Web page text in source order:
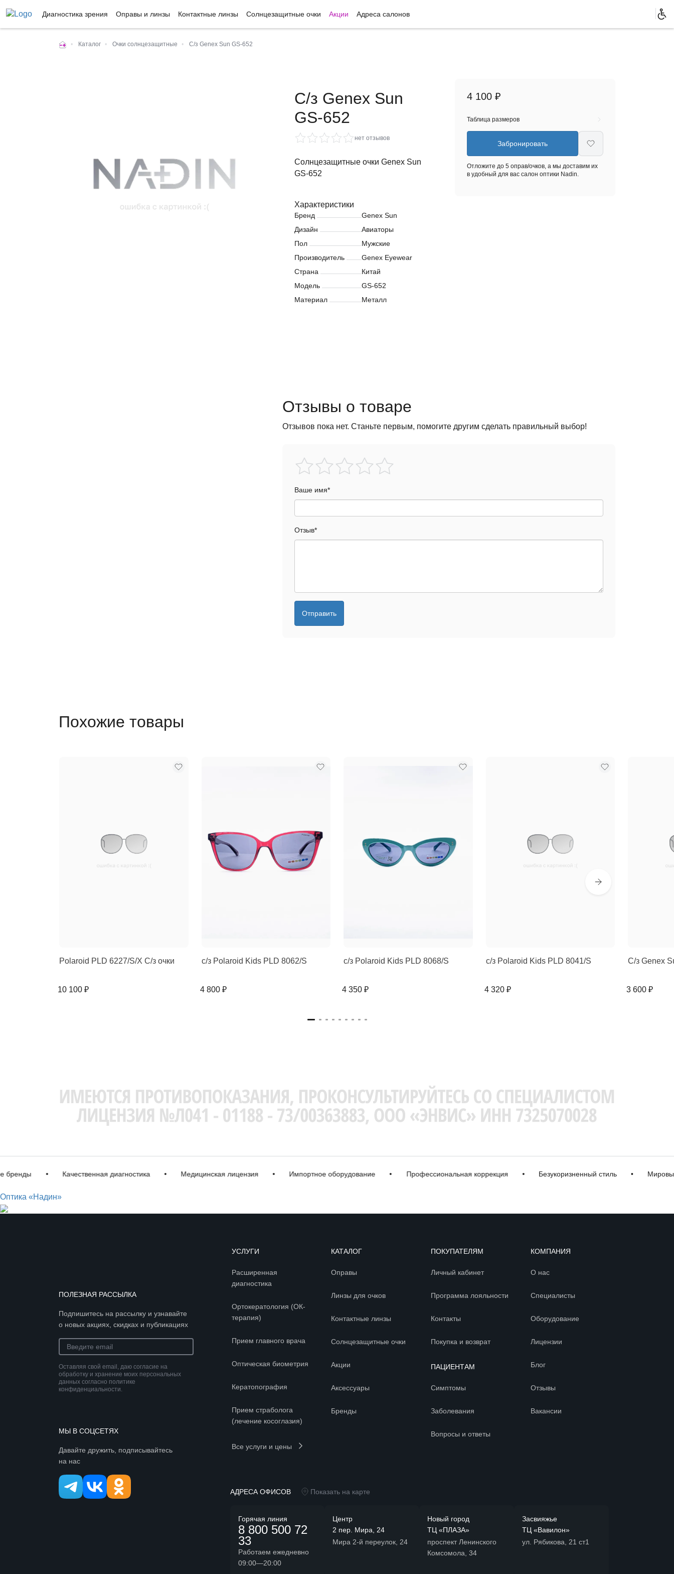
Диагностика зрения Оправы и линзы Контактные линзы Солнцезащитные очки Акции Адреса салонов
• Каталог • Очки солнцезащитные • С/з Genex Sun GS-652
С/з Genex Sun
GS-652
нет отзывов
Солнцезащитные очки Genex Sun
GS-652
Характеристики
Бренд
Genex Sun
Дизайн
Авиаторы
Пол
Мужские
Производитель
Genex Eyewear
Страна
Китай
Модель
GS-652
Материал
Металл
4 100 ₽
Таблица размеров
Забронировать
Отложите до 5 оправ/очков, а мы доставим их
в удобный для вас салон оптики Nadin.
Отзывы о товаре
Отзывов пока нет. Станьте первым, помогите другим сделать правильный выбор!
Ваше имя*
Отзыв*
Отправить
Похожие товары
Polaroid PLD 6227/S/X C/з очки
10 100 ₽
с/з Polaroid Kids PLD 8062/S
4 800 ₽
с/з Polaroid Kids PLD 8068/S
4 350 ₽
с/з Polaroid Kids PLD 8041/S
4 320 ₽
С/з Genex
3 600 ₽
Качественная диагностика Медицинская лицензия Импортное оборудование Профессиональная коррекция Безукоризненный стиль Мировые
Оптика «Надин»
ПОЛЕЗНАЯ РАССЫЛКА
Подпишитесь на рассылку и узнавайте
о новых акциях, скидках и публикациях
Оставляя свой email, даю согласие на
обработку и хранение моих персональных
данных согласно политике
конфиденциальности.
МЫ В СОЦСЕТЯХ
Давайте дружить, подписывайтесь
на нас
УСЛУГИ
Расширенная
диагностика
Ортокератология (ОК-
терапия)
Прием главного врача
Оптическая биометрия
Кератопография
Прием страболога
(лечение косоглазия)
Все услуги и цены
КАТАЛОГ
Оправы
Линзы для очков
Контактные линзы
Солнцезащитные очки
Акции
Аксессуары
Бренды
ПОКУПАТЕЛЯМ
Личный кабинет
Программа лояльности
Контакты
Покупка и возврат
ПАЦИЕНТАМ
Симптомы
Заболевания
Вопросы и ответы
КОМПАНИЯ
О нас
Специалисты
Оборудование
Лицензии
Блог
Отзывы
Вакансии
АДРЕСА ОФИСОВ Показать на карте
Горячая линия
8 800 500 72
33
Работаем ежедневно
09:00—20:00
Центр
2 пер. Мира, 24
Мира 2-й переулок, 24
Новый город
ТЦ «ПЛАЗА»
проспект Ленинского
Комсомола, 34
Засвияжье
ТЦ «Вавилон»
ул. Рябикова, 21 ст1